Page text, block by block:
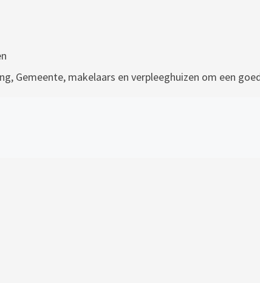
Gemeente, makelaars en verpleeghuizen om een